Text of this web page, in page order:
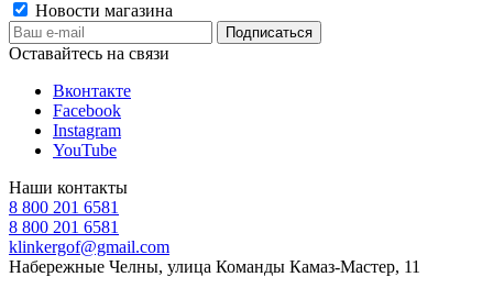
Новости магазина
Оставайтесь на связи
Вконтакте
Facebook
Instagram
YouTube
Наши контакты
8 800 201 6581
8 800 201 6581
klinkergof@gmail.com
Набережные Челны, улица Команды Камаз-Мастер, 11